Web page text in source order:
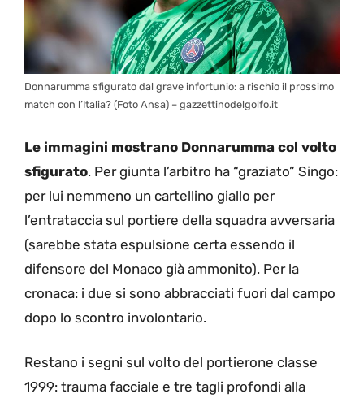
Donnarumma sfigurato dal grave infortunio: a rischio il prossimo
match con l’Italia? (Foto Ansa) – gazzettinodelgolfo.it
Le immagini mostrano Donnarumma col volto
sfigurato. Per giunta l’arbitro ha “graziato” Singo:
per lui nemmeno un cartellino giallo per
l’entrataccia sul portiere della squadra avversaria
(sarebbe stata espulsione certa essendo il
difensore del Monaco già ammonito). Per la
cronaca: i due si sono abbracciati fuori dal campo
dopo lo scontro involontario.
Restano i segni sul volto del portierone classe
1999: trauma facciale e tre tagli profondi alla